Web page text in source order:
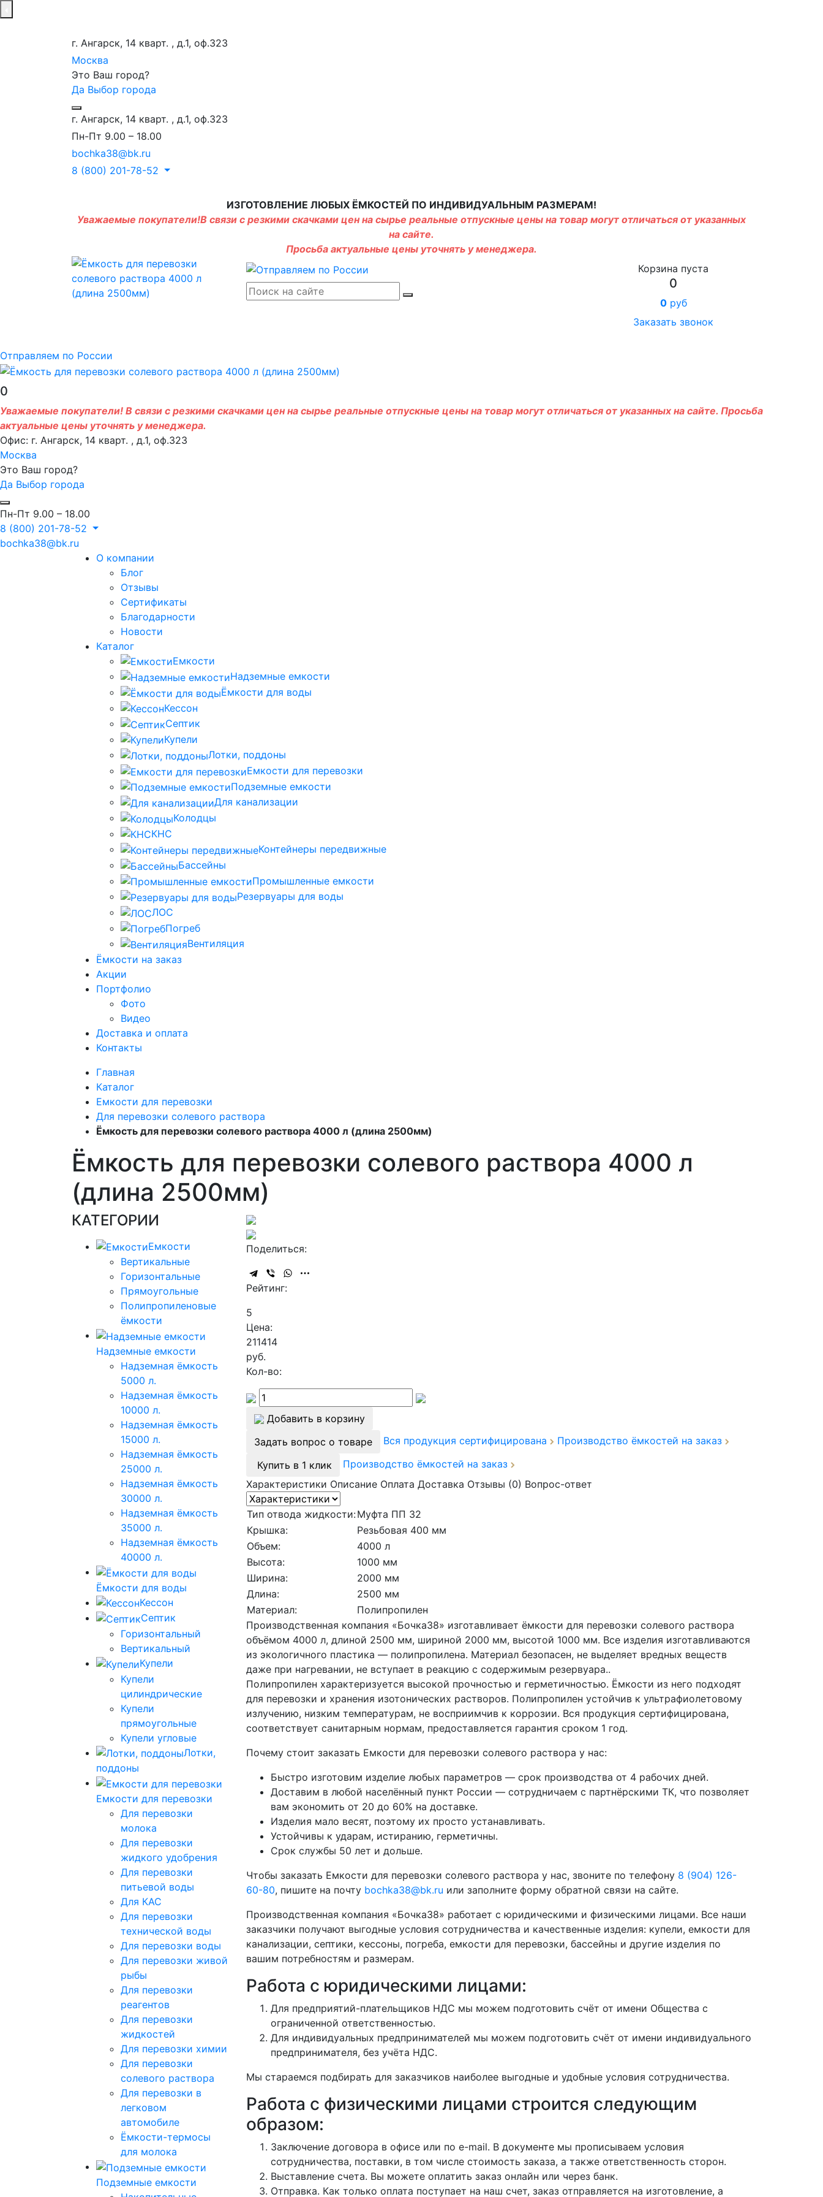
г. Ангарск, 14 кварт. , д.1, оф.323
Москва
Это Ваш город?
Да Выбор города
г. Ангарск, 14 кварт. , д.1, оф.323
Пн-Пт 9.00 – 18.00
bochka38@bk.ru
8 (800) 201-78-52
ИЗГОТОВЛЕНИЕ ЛЮБЫХ ЁМКОСТЕЙ ПО ИНДИВИДУАЛЬНЫМ РАЗМЕРАМ!
Уважаемые покупатели!В связи с резкими скачками цен на сырье реальные отпускные цены на товар могут отличаться от указанных
на сайте.
Просьба актуальные цены уточнять у менеджера.
Корзина пуста
0
0руб
Заказать звонок
Отправляем по России
0
Уважаемые покупатели! В связи с резкими скачками цен на сырье реальные отпускные цены на товар могут отличаться от указанных на сайте. Просьба
актуальные цены уточнять у менеджера.
Офис: г. Ангарск, 14 кварт. , д.1, оф.323
Москва
Это Ваш город?
Да Выбор города
Пн-Пт 9.00 – 18.00
8 (800) 201-78-52
bochka38@bk.ru
О компании
Блог
Отзывы
Сертификаты
Благодарности
Новости
Каталог
Емкости
Надземные емкости
Ёмкости для воды
Кессон
Септик
Купели
Лотки, поддоны
Емкости для перевозки
Подземные емкости
Для канализации
Колодцы
КНС
Контейнеры передвижные
Бассейны
Промышленные емкости
Резервуары для воды
ЛОС
Погреб
Вентиляция
Ёмкости на заказ
Акции
Портфолио
Фото
Видео
Доставка и оплата
Контакты
Главная
Каталог
Емкости для перевозки
Для перевозки солевого раствора
Ёмкость для перевозки солевого раствора 4000 л (длина 2500мм)
Ёмкость для перевозки солевого раствора 4000 л
(длина 2500мм)
КАТЕГОРИИ
Емкости
Вертикальные
Горизонтальные
Прямоугольные
Полипропиленовые
ёмкости
Надземные емкости
Надземная ёмкость
5000 л.
Надземная ёмкость
10000 л.
Надземная ёмкость
15000 л.
Надземная ёмкость
25000 л.
Надземная ёмкость
30000 л.
Надземная ёмкость
35000 л.
Надземная ёмкость
40000 л.
Ёмкости для воды
Кессон
Септик
Горизонтальный
Вертикальный
Купели
Купели
цилиндрические
Купели
прямоугольные
Купели угловые
Лотки,
поддоны
Емкости для перевозки
Для перевозки
молока
Для перевозки
жидкого удобрения
Для перевозки
питьевой воды
Для КАС
Для перевозки
технической воды
Для перевозки воды
Для перевозки живой
рыбы
Для перевозки
реагентов
Для перевозки
жидкостей
Для перевозки химии
Для перевозки
солевого раствора
Для перевозки в
легковом
автомобиле
Ёмкости-термосы
для молока
Подземные емкости
Поделиться:
Рейтинг:
5
Цена:
211414
руб.
Кол-во:
Добавить в корзину
Задать вопрос о товаре
Вся продукция сертифицирована
Производство ёмкостей на заказ
Купить в 1 клик
Производство ёмкостей на заказ
Характеристики Описание Оплата Доставка Отзывы (0) Вопрос-ответ
Тип отвода жидкости:Муфта ПП 32
Крышка:
Резьбовая 400 мм
Объем:
4000 л
Высота:
1000 мм
Ширина:
2000 мм
Длина:
2500 мм
Материал:
Полипропилен
Производственная компания «Бочка38» изготавливает ёмкости для перевозки солевого раствора
объёмом 4000 л, длиной 2500 мм, шириной 2000 мм, высотой 1000 мм. Все изделия изготавливаются
из экологичного пластика — полипропилена. Материал безопасен, не выделяет вредных веществ
даже при нагревании, не вступает в реакцию с содержимым резервуара..
Полипропилен характеризуется высокой прочностью и герметичностью. Ёмкости из него подходят
для перевозки и хранения изотонических растворов. Полипропилен устойчив к ультрафиолетовому
излучению, низким температурам, не восприимчив к коррозии. Вся продукция сертифицирована,
соответствует санитарным нормам, предоставляется гарантия сроком 1 год.
Почему стоит заказать Емкости для перевозки солевого раствора у нас:
Быстро изготовим изделие любых параметров — срок производства от 4 рабочих дней.
Доставим в любой населённый пункт России — сотрудничаем с партнёрскими ТК, что позволяет
вам экономить от 20 до 60% на доставке.
Изделия мало весят, поэтому их просто устанавливать.
Устойчивы к ударам, истиранию, герметичны.
Срок службы 50 лет и дольше.
Чтобы заказать Емкости для перевозки солевого раствора у нас, звоните по телефону 8 (904) 126-
60-80, пишите на почту bochka38@bk.ru или заполните форму обратной связи на сайте.
Производственная компания «Бочка38» работает с юридическими и физическими лицами. Все наши
заказчики получают выгодные условия сотрудничества и качественные изделия: купели, емкости для
канализации, септики, кессоны, погреба, емкости для перевозки, бассейны и другие изделия по
вашим потребностям и размерам.
Работа с юридическими лицами:
Для предприятий-плательщиков НДС мы можем подготовить счёт от имени Общества с
ограниченной ответственностью.
Для индивидуальных предпринимателей мы можем подготовить счёт от имени индивидуального
предпринимателя, без учёта НДС.
Мы стараемся подбирать для заказчиков наиболее выгодные и удобные условия сотрудничества.
Работа с физическими лицами строится следующим
образом:
Заключение договора в офисе или по e-mail. В документе мы прописываем условия
сотрудничества, поставки, в том числе стоимость заказа, а также ответственность сторон.
Выставление счета. Вы можете оплатить заказ онлайн или через банк.
Отправка. Как только оплата поступает на наш счет, заказ отправляется на изготовление, а